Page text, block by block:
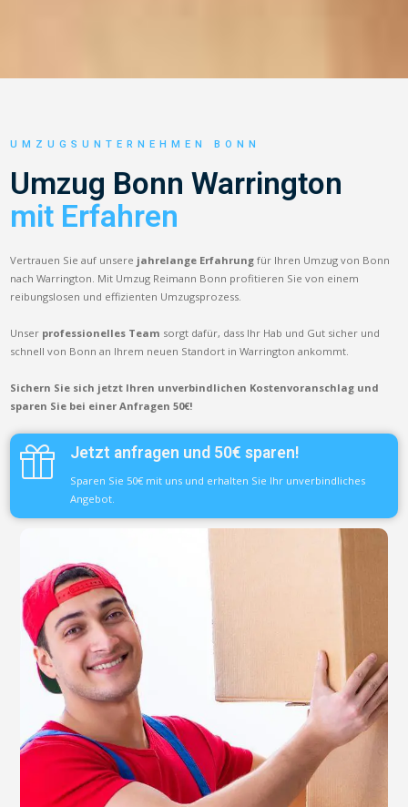
UMZUGSUNTERNEHMEN BONN
Umzug Bonn Warrington
mit Erfahren
Vertrauen Sie auf unsere jahrelange Erfahrung für Ihren Umzug von Bonn
nach Warrington. Mit Umzug Reimann Bonn profitieren Sie von einem
reibungslosen und effizienten Umzugsprozess.
Unser professionelles Team sorgt dafür, dass Ihr Hab und Gut sicher und
schnell von Bonn an Ihrem neuen Standort in Warrington ankommt.
Sichern Sie sich jetzt Ihren unverbindlichen Kostenvoranschlag und
sparen Sie bei einer Anfragen 50€!
Jetzt anfragen und 50€ sparen!
Sparen Sie 50€ mit uns und erhalten Sie Ihr unverbindliches
Angebot.